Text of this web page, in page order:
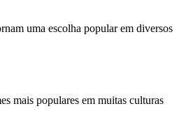
uma escolha popular em diversos
mais populares em muitas culturas